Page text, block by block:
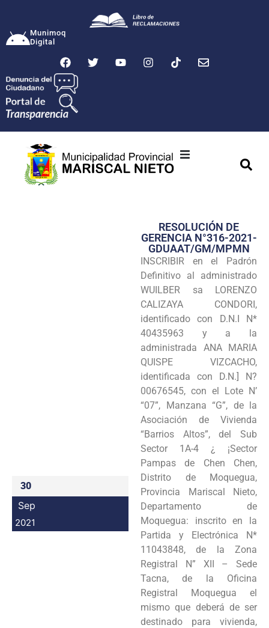
Munimoq
Digital
Transparencia
Seguridad
Programas
Intranet
30
Sep
2021
RESOLUCIÓN DE
GERENCIA N°316-2021-
GDUAAT/GM/MPMN
INSCRIBIR en el Padrón
Definitivo al administrado
WUILBER sa LORENZO
CALIZAYA CONDORI,
identificado con D.N.I N*
40435963 y a la
administrada ANA MARIA
QUISPE VIZCACHO,
identificada con D.N.] N?
00676545, con el Lote N’
“07”, Manzana “G”, de la
Asociación de Vivienda
“Barrios Altos”, del Sub
Sector 1A-4 ¿ ¡Sector
Pampas de Chen Chen,
Distrito de Moquegua,
Provincia Mariscal Nieto,
Departamento de
Moquegua: inscrito en la
Partida y Electrónica N*
11043848, de la Zona
Registral N” XII – Sede
Tacna, de la Oficina
Registral Moquegua el
mismo que deberá de ser
destinado para vivienda,